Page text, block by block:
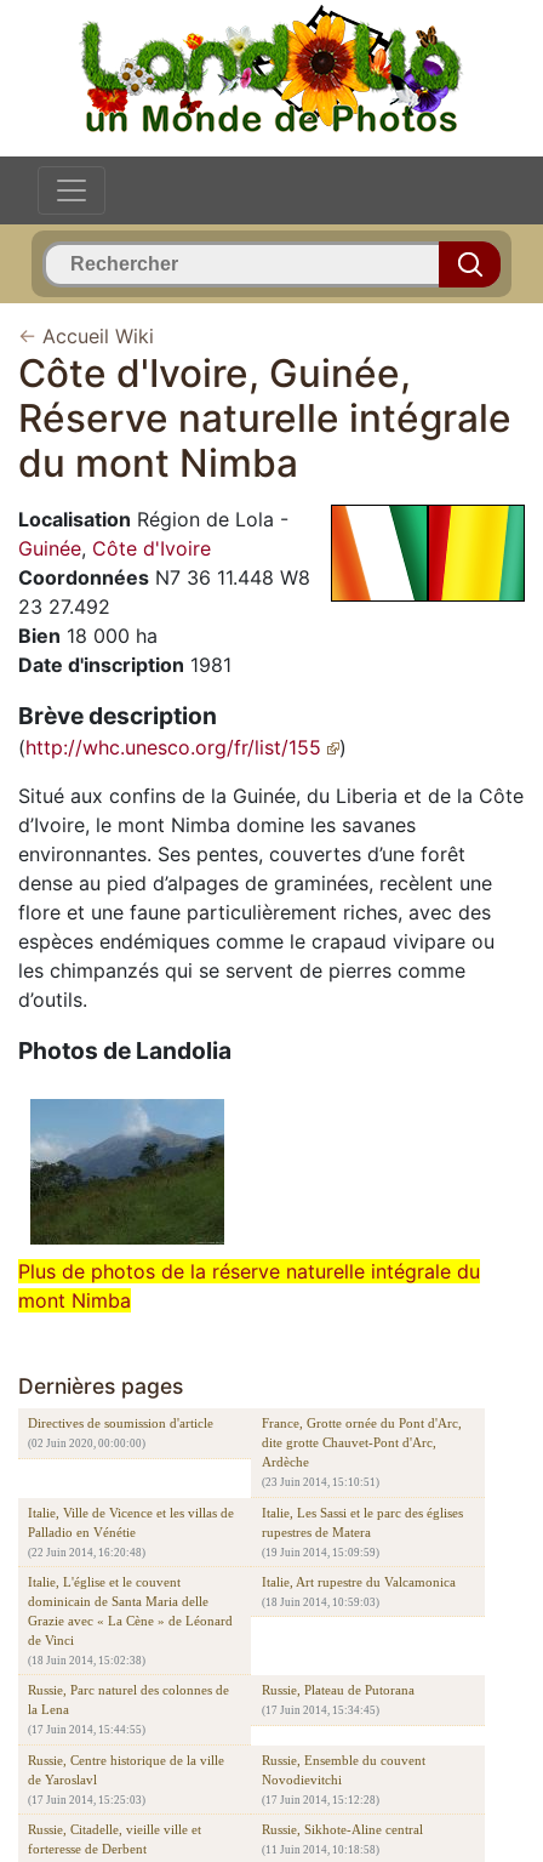
← Accueil Wiki
Côte d'Ivoire, Guinée,
Réserve naturelle intégrale
du mont Nimba
Localisation Région de Lola -
Guinée, Côte d'Ivoire
Coordonnées N7 36 11.448 W8
23 27.492
Bien 18 000 ha
Date d'inscription 1981
Brève description
(http://whc.unesco.org/fr/list/155
)
Situé aux confins de la Guinée, du Liberia et de la Côte
d’Ivoire, le mont Nimba domine les savanes
environnantes. Ses pentes, couvertes d’une forêt
dense au pied d’alpages de graminées, recèlent une
flore et une faune particulièrement riches, avec des
espèces endémiques comme le crapaud vivipare ou
les chimpanzés qui se servent de pierres comme
d’outils.
Photos de Landolia
Plus de photos de la réserve naturelle intégrale du
mont Nimba
Dernières pages
Directives de soumission d'article
(02 Juin 2020, 00:00:00)
France, Grotte ornée du Pont d'Arc,
dite grotte Chauvet-Pont d'Arc,
Ardèche
(23 Juin 2014, 15:10:51)
Italie, Ville de Vicence et les villas de
Palladio en Vénétie
(22 Juin 2014, 16:20:48)
Italie, Les Sassi et le parc des églises
rupestres de Matera
(19 Juin 2014, 15:09:59)
Italie, L'église et le couvent
dominicain de Santa Maria delle
Grazie avec « La Cène » de Léonard
de Vinci
(18 Juin 2014, 15:02:38)
Italie, Art rupestre du Valcamonica
(18 Juin 2014, 10:59:03)
Russie, Parc naturel des colonnes de
la Lena
(17 Juin 2014, 15:44:55)
Russie, Plateau de Putorana
(17 Juin 2014, 15:34:45)
Russie, Centre historique de la ville
de Yaroslavl
(17 Juin 2014, 15:25:03)
Russie, Ensemble du couvent
Novodievitchi
(17 Juin 2014, 15:12:28)
Russie, Citadelle, vieille ville et
forteresse de Derbent
Russie, Sikhote-Aline central
(11 Juin 2014, 10:18:58)